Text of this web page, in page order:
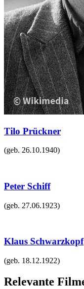
Tilo Prückner
(geb. 26.10.1940)
Peter Schiff
(geb. 27.06.1923)
Klaus Schwarzkopf
(geb. 18.12.1922)
Relevante